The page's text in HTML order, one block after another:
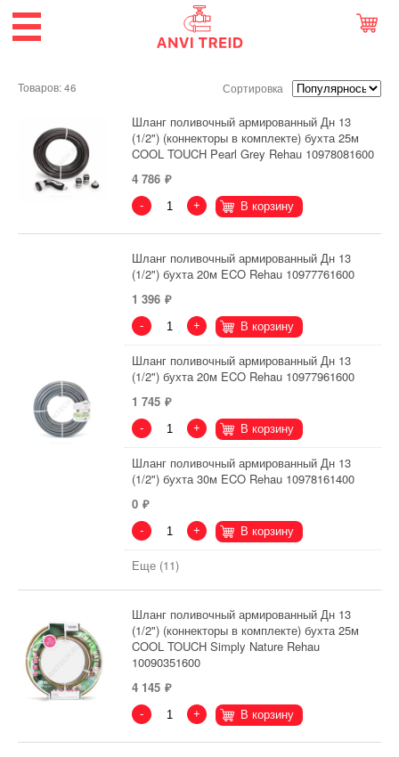
Товаров: 46 Сортировка
Шланг поливочный армированный Дн 13
(1/2") (коннекторы в комплекте) бухта 25м
COOL TOUCH Pearl Grey Rehau 10978081600
4 786
- + В корзину
Шланг поливочный армированный Дн 13
(1/2") бухта 20м ECO Rehau 10977761600
1 396
- + В корзину
Шланг поливочный армированный Дн 13
(1/2") бухта 20м ECO Rehau 10977961600
1 745
- + В корзину
Шланг поливочный армированный Дн 13
(1/2") бухта 30м ECO Rehau 10978161400
0
- + В корзину
Еще (11)
Шланг поливочный армированный Дн 13
(1/2") (коннекторы в комплекте) бухта 25м
COOL TOUCH Simply Nature Rehau
10090351600
4 145
- + В корзину